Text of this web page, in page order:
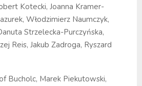
Kotecki, Joanna Kramer-
Włodzimierz Naumczyk,
Strzelecka-Purczyńska,
Reis, Jakub Zadroga, Ryszard
Bucholc, Marek Piekutowski,